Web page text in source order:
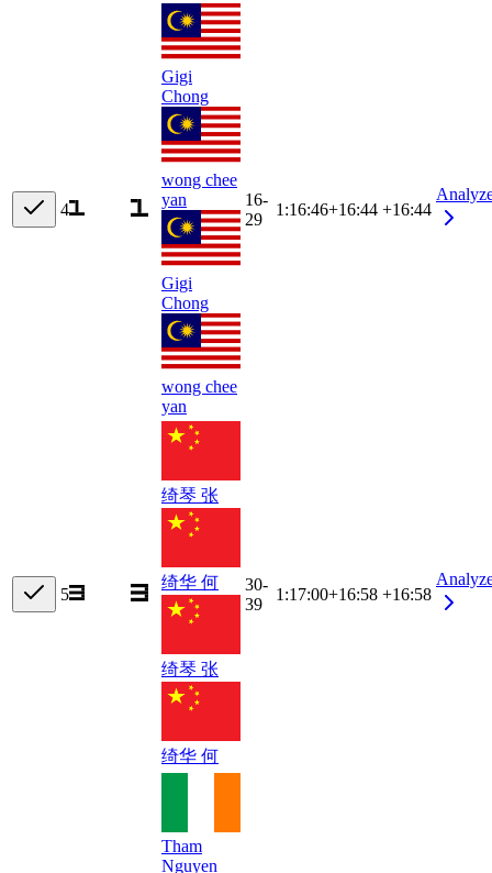
4
Gigi
Chong
wong chee
yan
Gigi
Chong
wong chee
yan
16-
29
1:16:46+16:44 +16:44
5
绮琴 张
绮华 何
绮琴 张
绮华 何
30-
39
1:17:00+16:58 +16:58
Tham
Nguyen